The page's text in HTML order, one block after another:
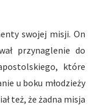
swojej misji. On
przynaglenie do
które
u boku młodzieży
też, że żadna misja